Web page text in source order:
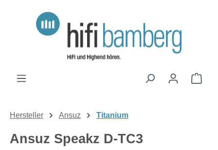
Zum Hauptinhalt springen
Hersteller Ansuz Titanium
Ansuz Speakz D-TC3